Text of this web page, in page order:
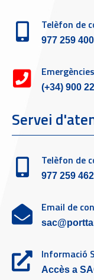
Telèfon de
977 259 400
Emergències
(+34) 900
Servei
Telèfon de
977 259 462
Email de
Informació
Accès a